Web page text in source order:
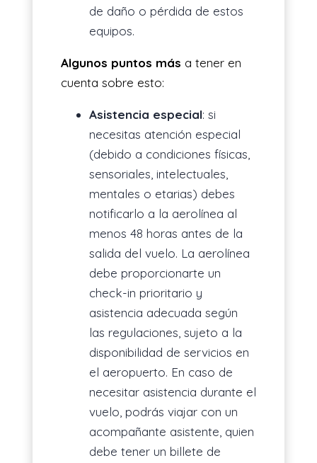
de daño o pérdida de estos
equipos.
Algunos puntos más a tener en
cuenta sobre esto:
Asistencia especial: si
necesitas atención especial
(debido a condiciones físicas,
sensoriales, intelectuales,
mentales o etarias) debes
notificarlo a la aerolínea al
menos 48 horas antes de la
salida del vuelo. La aerolínea
debe proporcionarte un
check-in prioritario y
asistencia adecuada según
las regulaciones, sujeto a la
disponibilidad de servicios en
el aeropuerto. En caso de
necesitar asistencia durante el
vuelo, podrás viajar con un
acompañante asistente, quien
debe tener un billete de